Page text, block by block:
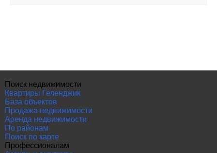
Поиск недвижимости
Квартиры Геленджик
База объектов
Продажа недвижимости
Аренда недвижимости
По районам
Поиск по карте
Профессионалам